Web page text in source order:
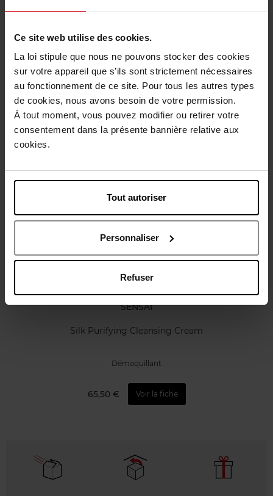
Ce site web utilise des cookies.
La loi stipule que nous ne pouvons stocker des cookies
sur votre appareil que s’ils sont strictement nécessaires
au fonctionnement de ce site. Pour tous les autres types
de cookies, nous avons besoin de votre permission.
À tout moment, vous pouvez modifier ou retirer votre
consentement dans la présente bannière relative aux
cookies.
Tout autoriser
Personnaliser
Refuser
Conseil d'utilisation
Caractéristiques
Avis client
Vous aimerez peut-être
SENSAI
Silk Purifying Cleansing Cream
Démaquillant
65,50 € Voir la fiche